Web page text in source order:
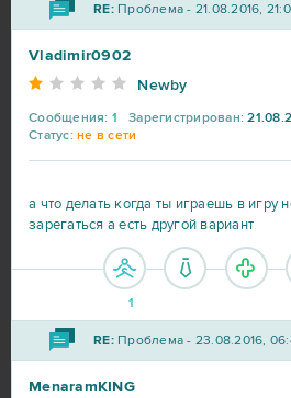
RE:Проблема - 21.08.2016,
Vladimir0902
Newby
Сообщения: 1 Зарегистрирован:
Статус: не в сети
а что делать когда ты играешь в игру
зарегаться а есть другой вариант
1
RE:Проблема - 23.08.2016,
MenaramKING
Roblox
Crossout
Blade and Soul
My Little Farmies